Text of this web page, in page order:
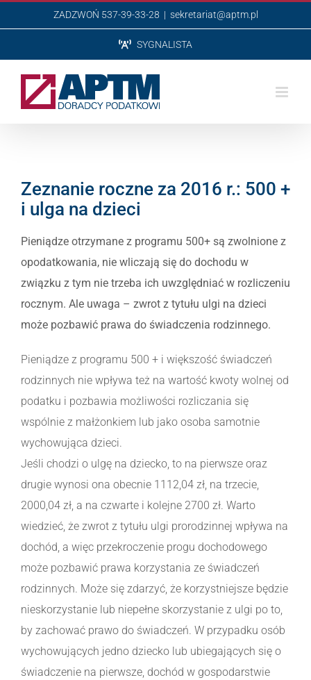
do
ZADZWOŃ 537-39-33-28 | sekretariat@aptm.pl
SYGNALISTA
Zeznanie roczne za 2016 r.: 500 +
i ulga na dzieci
Pieniądze otrzymane z programu 500+ są zwolnione z
opodatkowania, nie wliczają się do dochodu w
związku z tym nie trzeba ich uwzględniać w rozliczeniu
rocznym. Ale uwaga – zwrot z tytułu ulgi na dzieci
może pozbawić prawa do świadczenia rodzinnego.
Pieniądze z programu 500 + i większość świadczeń
rodzinnych nie wpływa też na wartość kwoty wolnej od
podatku i pozbawia możliwości rozliczania się
wspólnie z małżonkiem lub jako osoba samotnie
wychowująca dzieci.
Jeśli chodzi o ulgę na dziecko, to na pierwsze oraz
drugie wynosi ona obecnie 1112,04 zł, na trzecie,
2000,04 zł, a na czwarte i kolejne 2700 zł. Warto
wiedzieć, że zwrot z tytułu ulgi prorodzinnej wpływa na
dochód, a więc przekroczenie progu dochodowego
może pozbawić prawa korzystania ze świadczeń
rodzinnych. Może się zdarzyć, że korzystniejsze będzie
nieskorzystanie lub niepełne skorzystanie z ulgi po to,
by zachować prawo do świadczeń. W przypadku osób
wychowujących jedno dziecko lub ubiegających się o
świadczenie na pierwsze, dochód w gospodarstwie